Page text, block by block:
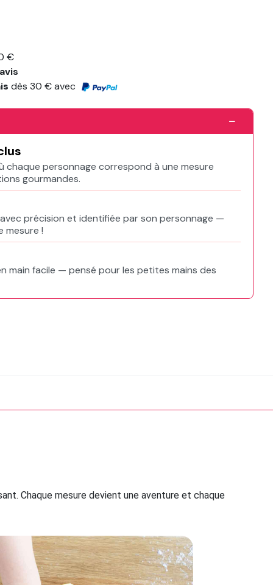
€
dès 30 € avec
chaque personnage correspond à une mesure
gourmandes.
précision et identifiée par son personnage —
mesure !
main facile — pensé pour les petites mains des
Chaque mesure devient une aventure et chaque